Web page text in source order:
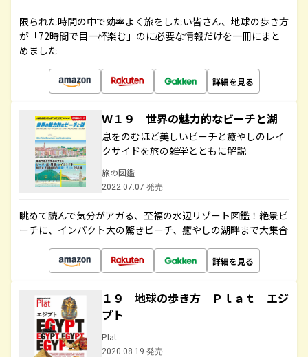
限られた時間の中で効率よく旅をしたい皆さん、地球の歩き方
が「72時間で目一杯楽む」のに必要な情報だけを一冊にまと
めました
詳細を見る
Ｗ１９ 世界の魅力的なビーチと湖
息をのむほど美しいビーチと癒やしのレイ
クサイドを旅の雑学とともに解説
旅の図鑑
2022.07.07 発売
眺めて読んで気分がアガる、至福の水辺リゾート図鑑！絶景ビ
ーチに、インパクト大の驚きビーチ、癒やしの湖畔まで大集合
詳細を見る
１９ 地球の歩き方 Ｐｌａｔ エジ
プト
Plat
2020.08.19 発売